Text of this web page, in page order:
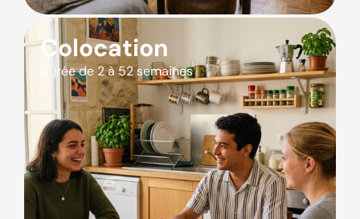
Colocation
Durée de 2 à 52 semaines